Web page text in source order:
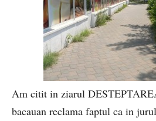
Am citit in ziarul
bacauan reclama faptul ca in